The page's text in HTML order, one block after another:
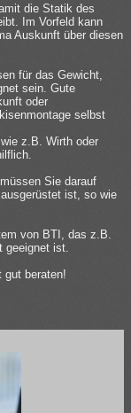
die Statik des
Im Vorfeld kann
Auskunft über diesen
für das Gewicht,
sein. Gute
oder
selbst
z.B. Wirth oder
Sie darauf
ist, so wie
von BTI, das z.B.
geeignet ist.
gut beraten!